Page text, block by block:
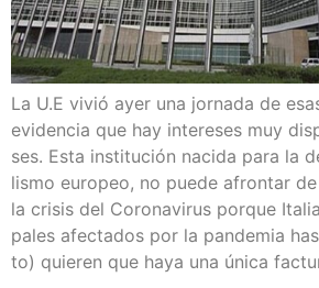
La U.E vivió ayer una jor­na­da de
evi­den­cia que hay intere­ses muy
ses. Esta ins­ti­tu­ción naci­da para la
lis­mo euro­peo, no pue­de afron­tar
la cri­sis del Coro­na­vi­rus por­que
pa­les afec­ta­dos por la pan­de­mia
to) quie­ren que haya una úni­ca